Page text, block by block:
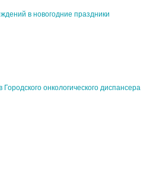
в новогодние праздники
онкологического диспансера